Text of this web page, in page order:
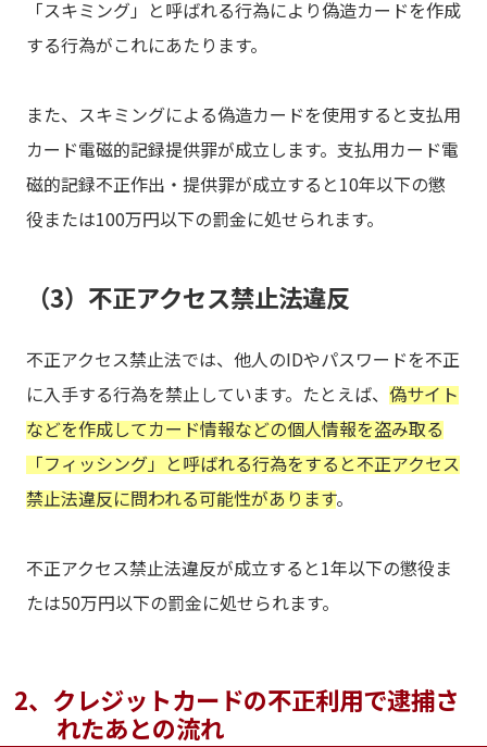
「スキミング」と呼ばれる行為により偽造カードを作成
する行為がこれにあたります。
また、スキミングによる偽造カードを使用すると支払用
カード電磁的記録提供罪が成立します。支払用カード電
磁的記録不正作出・提供罪が成立すると10年以下の懲
役または100万円以下の罰金に処せられます。
（3）不正アクセス禁止法違反
不正アクセス禁止法では、他人のIDやパスワードを不正
に入手する行為を禁止しています。たとえば、 偽サイト
などを作成してカード情報などの個人情報を盗み取る
「フィッシング」と呼ばれる行為をすると不正アクセス
禁止法違反に問われる可能性があります。
不正アクセス禁止法違反が成立すると1年以下の懲役ま
たは50万円以下の罰金に処せられます。
2、クレジットカードの不正利用で逮捕さ
れたあとの流れ